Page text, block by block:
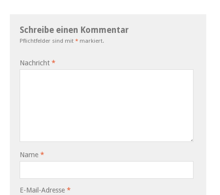
Schreibe einen Kommentar
Pflichtfelder sind mit * markiert.
Nachricht *
Name *
E-Mail-Adresse *